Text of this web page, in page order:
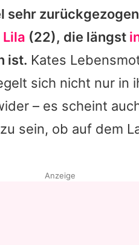
sehr
Lila (22), die längst
ist. Kates
sich nicht nur in
– es scheint
sein, ob auf dem
Anzeige